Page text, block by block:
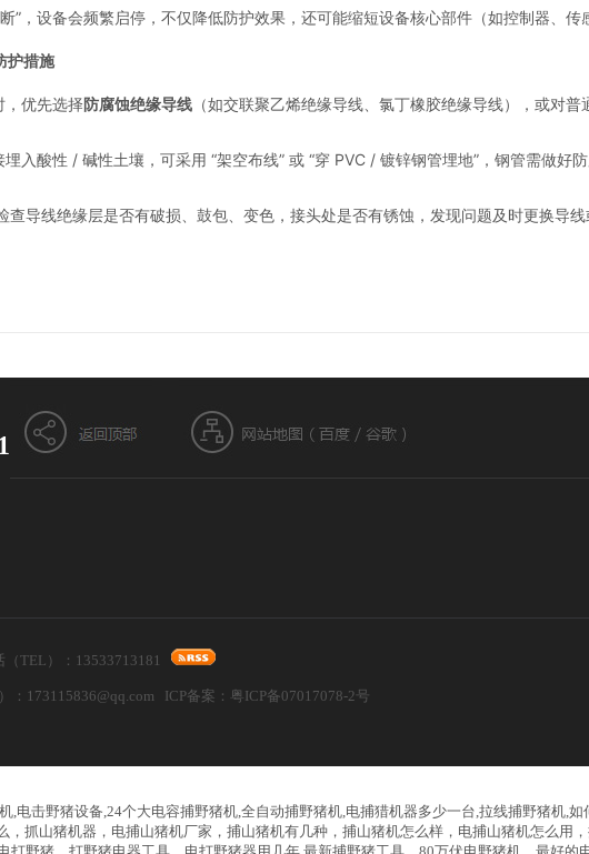
”，设备会频繁启停，不仅降低防护效果，还可能缩短设备核心部件（如控制器、传
护措施
，优先选择防腐蚀绝缘导线 （如交联聚乙烯绝缘导线、氯丁橡胶绝缘导线），或对普
埋入酸性 / 碱性土壤，可采用 “架空布线” 或 “穿 PVC / 镀锌钢管埋地”，钢管需做好
查导线绝缘层是否有破损、鼓包、变色，接头处是否有锈蚀，发现问题及时更换导
TEL）：13533713181
173115836@qq.com ICP备案： 粤ICP备07017078-2号
击野猪设备,24个大电容捕野猪机,全自动捕野猪机,电捕猎机器多少一台,拉线捕野猪机,
抓山猪机器，电捕山猪机厂家，捕山猪机有几种，捕山猪机怎么样，电捕山猪机怎么用